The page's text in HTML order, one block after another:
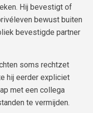
Hij bevestigt of
bewust buiten
bevestigde partner
soms rechtzet
hij eerder expliciet
met een collega
te vermijden.